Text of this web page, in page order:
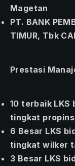
Magetan
PT. BANK
TIMUR, Tbk
Prestasi
10 terbaik
tingkat
6 Besar LKS
tingkat wilker
3 Besar LKS